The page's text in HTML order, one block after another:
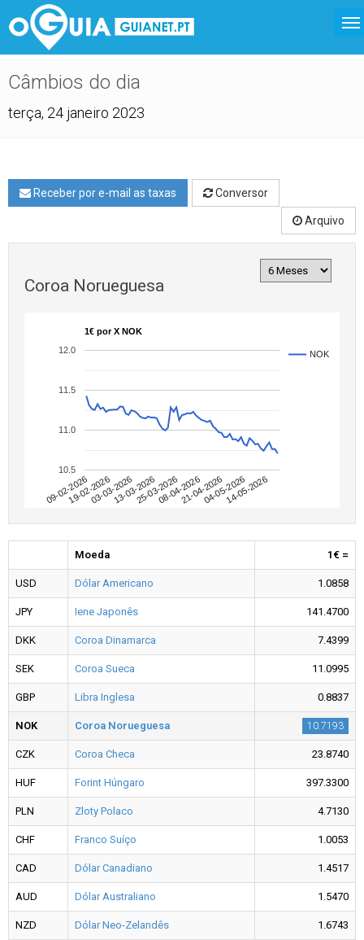
Câmbios do dia
terça, 24 janeiro 2023
Receber por e-mail as taxas Conversor
Arquivo
Coroa Norueguesa
1€ por X NOK
NOK
09-02-202619-02-202603-03-202613-03-202625-03-202608-04-202621-04-202604-05-202614-05-2026
10.5
11.0
11.5
12.0
Moeda 1€ =
USD Dólar Americano 1.0858
JPY Iene Japonês 141.4700
DKK Coroa Dinamarca 7.4399
SEK Coroa Sueca 11.0995
GBP Libra Inglesa 0.8837
NOK Coroa Norueguesa 10.7193
CZK Coroa Checa 23.8740
HUF Forint Húngaro 397.3300
PLN Zloty Polaco 4.7130
CHF Franco Suíço 1.0053
CAD Dólar Canadiano 1.4517
AUD Dólar Australiano 1.5470
NZD Dólar Neo-Zelandês 1.6743